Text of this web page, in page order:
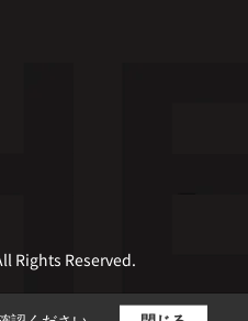
Rights Reserved.